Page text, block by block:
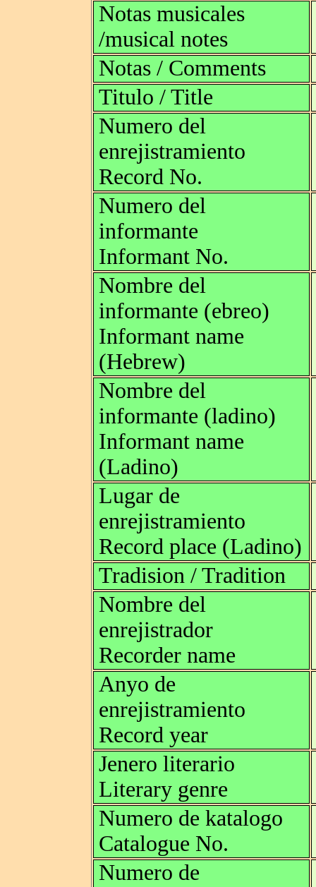
Notas musicales
/musical notes
Notas / Comments
Titulo / Title
Numero del
enrejistramiento
Record No.
Numero del
informante
Informant No.
Nombre del
informante (ebreo)
Informant name
(Hebrew)
Nombre del
informante (ladino)
Informant name
(Ladino)
Lugar de
enrejistramiento
Record place (Ladino)
Tradision / Tradition
Nombre del
enrejistrador
Recorder name
Anyo de
enrejistramiento
Record year
Jenero literario
Literary genre
Numero de katalogo
Catalogue No.
Numero de